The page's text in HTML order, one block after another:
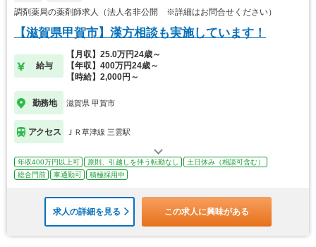
調剤薬局の薬剤師求人（法人名非公開 ※詳細はお問合せください）
【滋賀県甲賀市】漢方相談も実施しています！
給与
【月収】25.0万円24歳～
【年収】400万円24歳～
【時給】2,000円～
勤務地 滋賀県 甲賀市
アクセス ＪＲ草津線 三雲駅
年収400万円以上可 原則、引越しを伴う転勤なし
土日休み（相談可含む）
総合門前
車通勤可 積極採用中
求人の詳細を見る この求人に興味がある